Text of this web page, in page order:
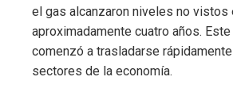
el gas alcanzaron niveles no vistos
aproximadamente cuatro años.
comenzó a trasladarse
sectores de la economía.